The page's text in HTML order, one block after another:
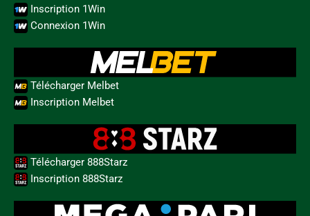
Inscription 1Win
Connexion 1Win
Télécharger Melbet
Inscription Melbet
Télécharger 888Starz
Inscription 888Starz